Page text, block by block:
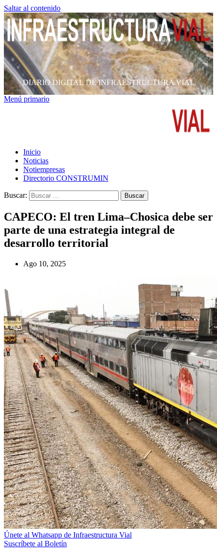
Saltar al contenido
DIARIO DIGITAL DE INFRAESTRUCTURA VIAL
Menú primario
Inicio
Noticias
Notiempresas
Directorio CONSTRUMIN
Buscar:
CAPECO: El tren Lima–Chosica debe ser
parte de una estrategia integral de
desarrollo territorial
Ago 10, 2025
Únete al Whatsapp de Infraestructura Vial
Suscríbete al Boletín